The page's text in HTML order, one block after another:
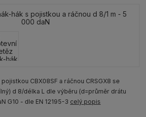
CBX08SF a ráčnou CRSGX8 se
d 8/délka L dle výběru (d=průměr drátu
G10 - dle EN 12195-3 celý popis